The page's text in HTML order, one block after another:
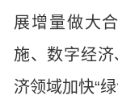
展增量做大
施、数字经
济领域加快“